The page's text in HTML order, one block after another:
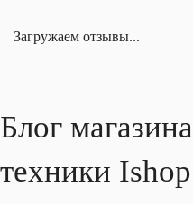
Загружаем отзывы...
Блог
техники Ishop